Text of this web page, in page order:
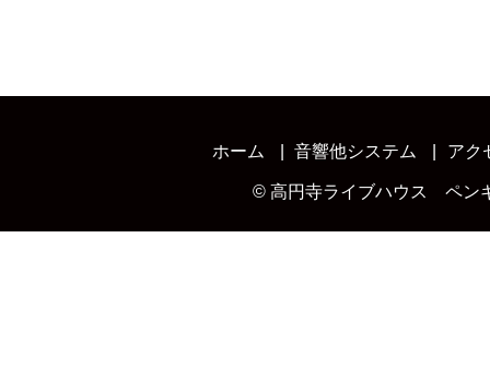
ホーム 音響他システム アク
© 高円寺ライブハウス ペン